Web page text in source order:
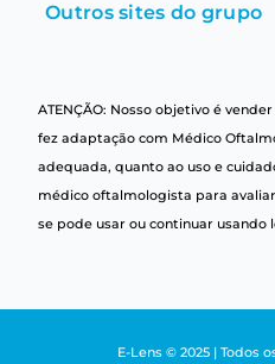
Outros sites do grupo
ATENÇÃO: Nosso objetivo é
fez adaptação com Médico
adequada, quanto ao uso e
médico oftalmologista para
se pode usar ou continuar usando
E-Lens © 2025 | Todos